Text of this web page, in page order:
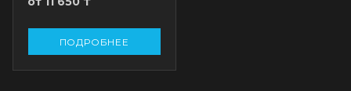
ПОДРОБНЕЕ